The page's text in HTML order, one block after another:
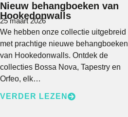
Nieuw behangboeken van
Hookedonwalls
25 maart 2026
We hebben onze collectie uitgebreid
met prachtige nieuwe behangboeken
van Hookedonwalls. Ontdek de
collecties Bossa Nova, Tapestry en
Orfeo, elk…
VERDER LEZEN